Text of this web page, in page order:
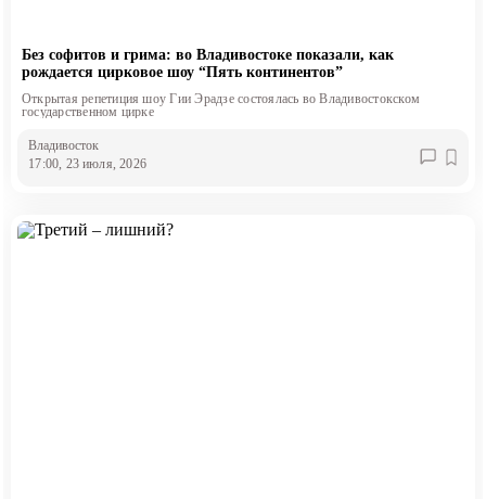
Без софитов и грима: во Владивостоке показали, как
рождается цирковое шоу “Пять континентов”
Открытая репетиция шоу Гии Эрадзе состоялась во Владивостокском
государственном цирке
Владивосток
17:00, 23 июля, 2026